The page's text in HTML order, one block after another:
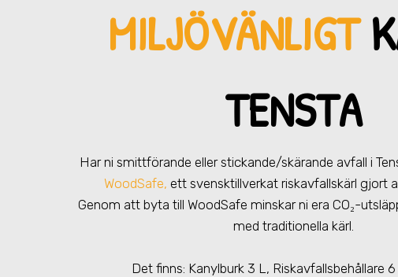
MILJÖVÄNLIGT
TENSTA
Har ni smittförande eller stickande/skärande avfall i
WoodSafe, ett svensktillverkat riskavfallskärl gjort
Genom att byta till WoodSafe minskar ni era CO₂-
med traditionella kärl.
Det finns: Kanylburk 3 L, Riskavfallsbehållare